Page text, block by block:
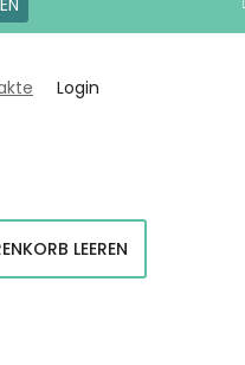
Login
WARENKORB
LEEREN